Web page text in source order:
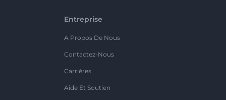
Entreprise
A Propos De Nous
Contactez-Nous
Carrières
Aide Et Soutien